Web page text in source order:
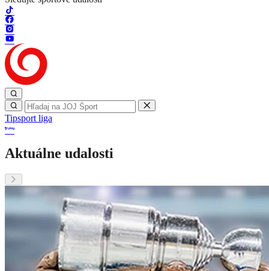
Tipsport liga
Aktuálne udalosti